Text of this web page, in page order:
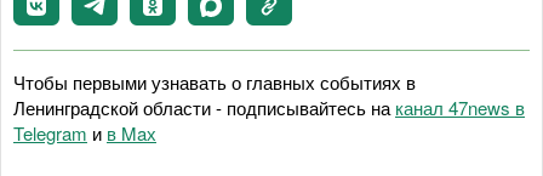
Чтобы первыми узнавать о главных событиях в
Ленинградской области - подписывайтесь на канал 47news в
Telegram и в Maх